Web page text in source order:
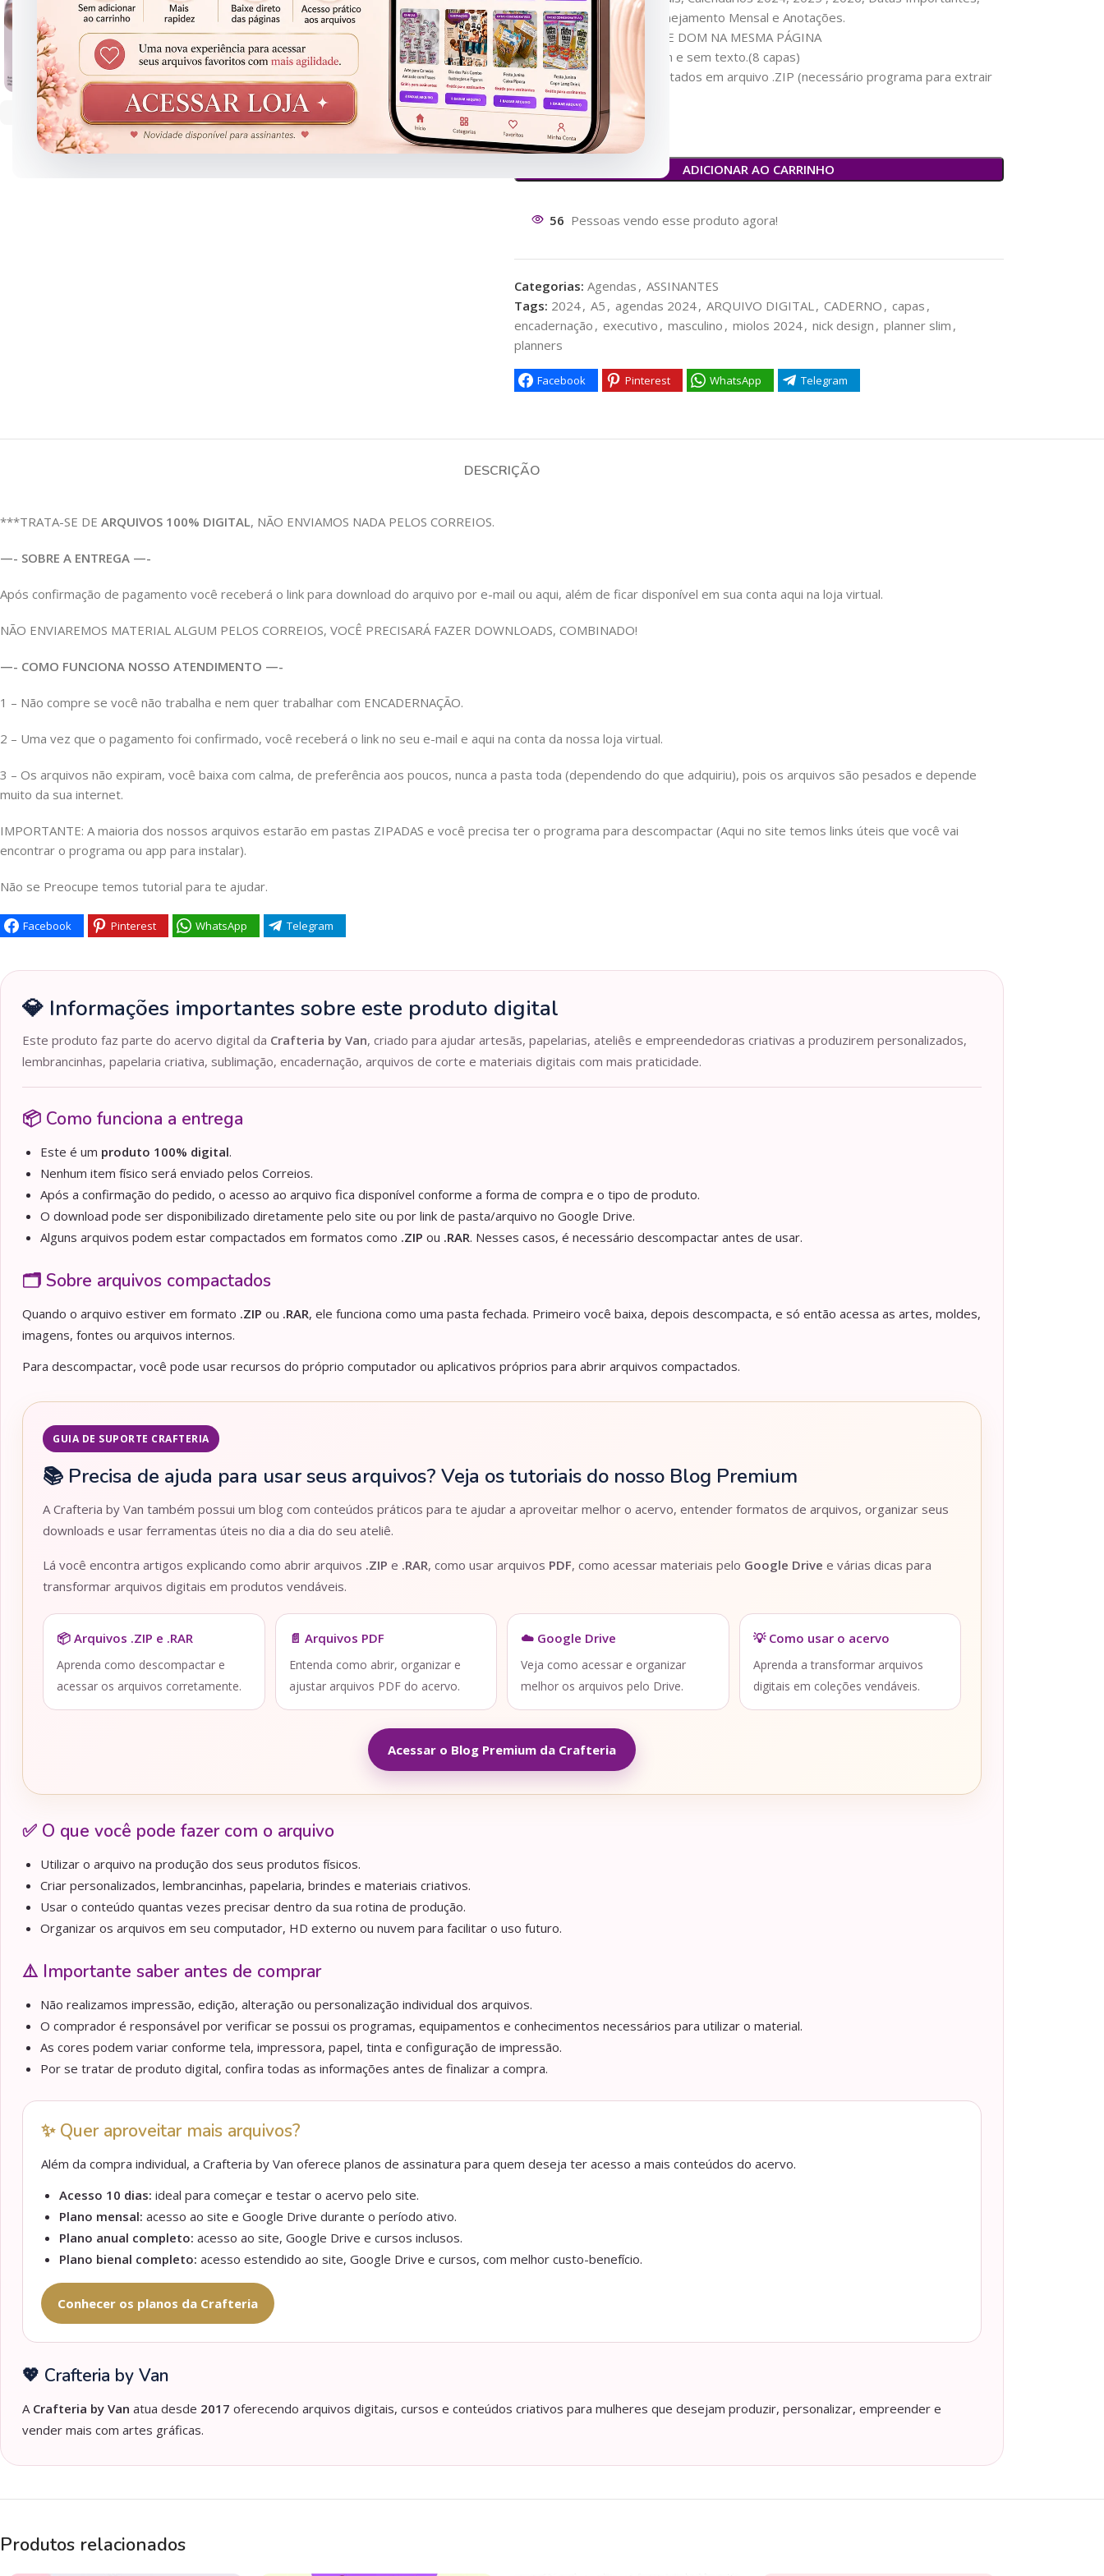
Clique para ampliar
Contatos Importantes, Planejamento Mensal e Anotações.
*1 DIA POR PÁGINA / SAB E DOM NA MESMA PÁGINA
Capas Formato .PNG – com e sem texto.(8 capas)
*os arquivos estão compactados em arquivo .ZIP (necessário programa para extrair
os arquivos)
ADICIONAR AO CARRINHO
56 Pessoas vendo esse produto agora!
Categorias: Agendas , ASSINANTES
Tags: 2024, A5 , agendas 2024, ARQUIVO DIGITAL, CADERNO , capas ,
encadernação , executivo , masculino , miolos 2024, nick design , planner slim ,
planners
Facebook Pinterest WhatsApp Telegram
DESCRIÇÃO
***TRATA-SE DE ARQUIVOS 100% DIGITAL, NÃO ENVIAMOS NADA PELOS CORREIOS.
—- SOBRE A ENTREGA —-
Após confirmação de pagamento você receberá o link para download do arquivo por e-mail ou aqui, além de ficar disponível em sua conta aqui na loja virtual.
NÃO ENVIAREMOS MATERIAL ALGUM PELOS CORREIOS, VOCÊ PRECISARÁ FAZER DOWNLOADS, COMBINADO!
—- COMO FUNCIONA NOSSO ATENDIMENTO —-
1 – Não compre se você não trabalha e nem quer trabalhar com ENCADERNAÇÃO.
2 – Uma vez que o pagamento foi confirmado, você receberá o link no seu e-mail e aqui na conta da nossa loja virtual.
3 – Os arquivos não expiram, você baixa com calma, de preferência aos poucos, nunca a pasta toda (dependendo do que adquiriu), pois os arquivos são pesados e depende
muito da sua internet.
IMPORTANTE: A maioria dos nossos arquivos estarão em pastas ZIPADAS e você precisa ter o programa para descompactar (Aqui no site temos links úteis que você vai
encontrar o programa ou app para instalar).
Não se Preocupe temos tutorial para te ajudar.
Facebook Pinterest WhatsApp Telegram
💎 Informações importantes sobre este produto digital
Este produto faz parte do acervo digital da Crafteria by Van, criado para ajudar artesãs, papelarias, ateliês e empreendedoras criativas a produzirem personalizados,
lembrancinhas, papelaria criativa, sublimação, encadernação, arquivos de corte e materiais digitais com mais praticidade.
📦 Como funciona a entrega
Este é um produto 100% digital.
Nenhum item físico será enviado pelos Correios.
Após a confirmação do pedido, o acesso ao arquivo fica disponível conforme a forma de compra e o tipo de produto.
O download pode ser disponibilizado diretamente pelo site ou por link de pasta/arquivo no Google Drive.
Alguns arquivos podem estar compactados em formatos como .ZIP ou .RAR. Nesses casos, é necessário descompactar antes de usar.
🗂️ Sobre arquivos compactados
Quando o arquivo estiver em formato .ZIP ou .RAR, ele funciona como uma pasta fechada. Primeiro você baixa, depois descompacta, e só então acessa as artes, moldes,
imagens, fontes ou arquivos internos.
Para descompactar, você pode usar recursos do próprio computador ou aplicativos próprios para abrir arquivos compactados.
GUIA DE SUPORTE CRAFTERIA
📚 Precisa de ajuda para usar seus arquivos? Veja os tutoriais do nosso Blog Premium
A Crafteria by Van também possui um blog com conteúdos práticos para te ajudar a aproveitar melhor o acervo, entender formatos de arquivos, organizar seus
downloads e usar ferramentas úteis no dia a dia do seu ateliê.
Lá você encontra artigos explicando como abrir arquivos .ZIP e .RAR, como usar arquivos PDF, como acessar materiais pelo Google Drive e várias dicas para
transformar arquivos digitais em produtos vendáveis.
📦 Arquivos .ZIP e .RAR
Aprenda como descompactar e
acessar os arquivos corretamente.
📄 Arquivos PDF
Entenda como abrir, organizar e
ajustar arquivos PDF do acervo.
☁️ Google Drive
Veja como acessar e organizar
melhor os arquivos pelo Drive.
💡 Como usar o acervo
Aprenda a transformar arquivos
digitais em coleções vendáveis.
Acessar o Blog Premium da Crafteria
✅ O que você pode fazer com o arquivo
Utilizar o arquivo na produção dos seus produtos físicos.
Criar personalizados, lembrancinhas, papelaria, brindes e materiais criativos.
Usar o conteúdo quantas vezes precisar dentro da sua rotina de produção.
Organizar os arquivos em seu computador, HD externo ou nuvem para facilitar o uso futuro.
⚠️ Importante saber antes de comprar
Não realizamos impressão, edição, alteração ou personalização individual dos arquivos.
O comprador é responsável por verificar se possui os programas, equipamentos e conhecimentos necessários para utilizar o material.
As cores podem variar conforme tela, impressora, papel, tinta e configuração de impressão.
Por se tratar de produto digital, confira todas as informações antes de finalizar a compra.
✨ Quer aproveitar mais arquivos?
Além da compra individual, a Crafteria by Van oferece planos de assinatura para quem deseja ter acesso a mais conteúdos do acervo.
Acesso 10 dias: ideal para começar e testar o acervo pelo site.
Plano mensal: acesso ao site e Google Drive durante o período ativo.
Plano anual completo: acesso ao site, Google Drive e cursos inclusos.
Plano bienal completo: acesso estendido ao site, Google Drive e cursos, com melhor custo-benefício.
Conhecer os planos da Crafteria
💖 Crafteria by Van
A Crafteria by Van atua desde 2017 oferecendo arquivos digitais, cursos e conteúdos criativos para mulheres que desejam produzir, personalizar, empreender e
vender mais com artes gráficas.
Produtos relacionados